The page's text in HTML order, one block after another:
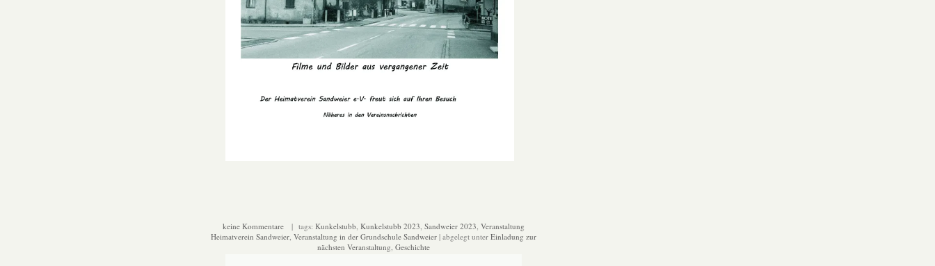
keine Kommentare | tags: Kunkelstubb, Kunkelstubb 2023, Sandweier 2023, Veranstaltung
Heimatverein Sandweier, Veranstaltung in der Grundschule Sandweier | abgelegt unter Einladung zur
nächsten Veranstaltung, Geschichte